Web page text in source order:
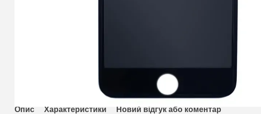
Опис Характеристики Новий відгук або коментар